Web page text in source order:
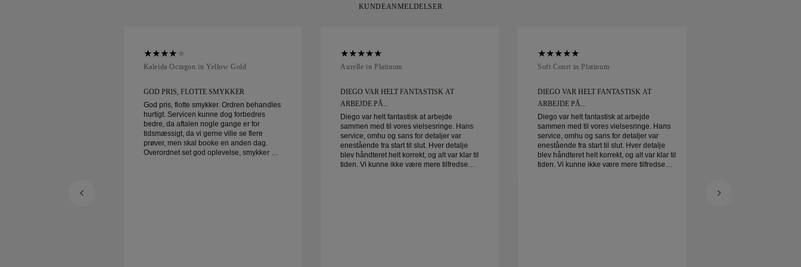
KUNDEANMELDELSER
Kaleida Octagon in Yellow Gold
GOD PRIS, FLOTTE SMYKKER
God pris, flotte smykker. Ordren behandles
hurtigt. Servicen kunne dog forbedres
bedre, da aftalen nogle gange er for
tidsmæssigt, da vi gerne ville se flere
prøver, men skal booke en anden dag.
Overordnet set god oplevelse, smykker af
Aurelle in Platinum
DIEGO VAR HELT FANTASTISK AT
ARBEJDE PÅ...
Diego var helt fantastisk at arbejde
sammen med til vores vielsesringe. Hans
service, omhu og sans for detaljer var
enestående fra start til slut. Hver detalje
blev håndteret helt korrekt, og alt var klar til
tiden. Vi kunne ikke være mere tilfredse
Soft Court in Platinum
DIEGO VAR HELT FANTASTISK AT
ARBEJDE PÅ...
Diego var helt fantastisk at arbejde
sammen med til vores vielsesringe. Hans
service, omhu og sans for detaljer var
enestående fra start til slut. Hver detalje
blev håndteret helt korrekt, og alt var klar til
tiden. Vi kunne ikke være mere tilfredse